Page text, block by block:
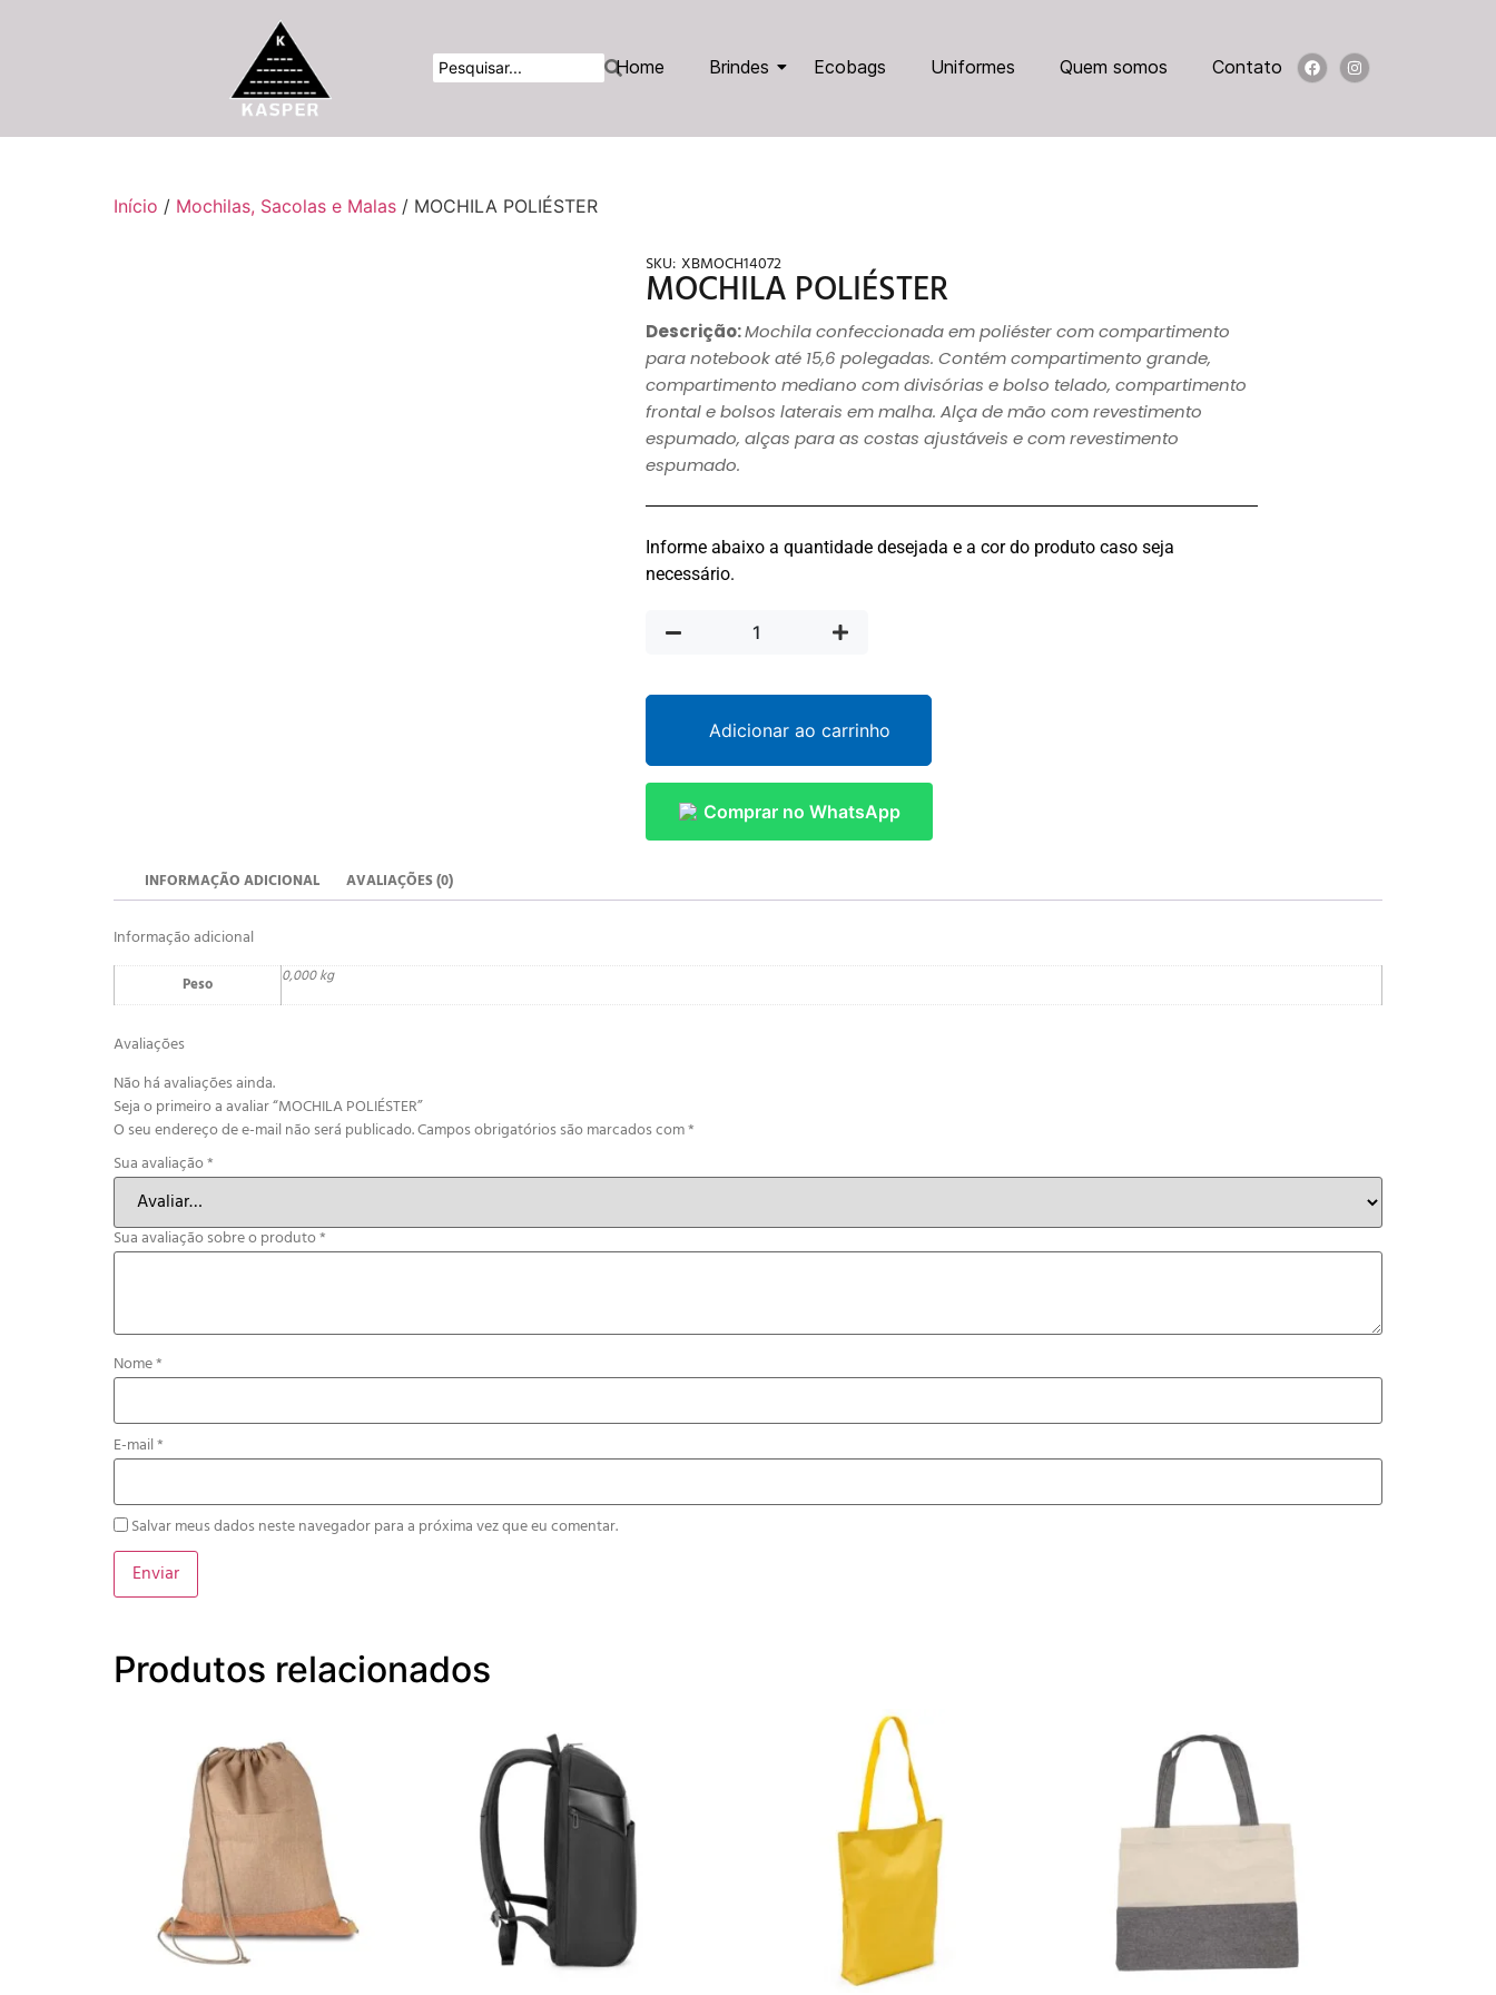
Home Brindes Ecobags Uniformes Quem somos Contato
Início / Mochilas, Sacolas e Malas / MOCHILA POLIÉSTER
SKU: XBMOCH14072
MOCHILA POLIÉSTER
Descrição:Mochila confeccionada em poliéster com compartimento
para notebook até 15,6 polegadas. Contém compartimento grande,
compartimento mediano com divisórias e bolso telado, compartimento
frontal e bolsos laterais em malha. Alça de mão com revestimento
espumado, alças para as costas ajustáveis e com revestimento
espumado.
Informe abaixo a quantidade desejada e a cor do produto caso seja
necessário.
Adicionar ao carrinho
Comprar no WhatsApp
INFORMAÇÃO ADICIONAL AVALIAÇÕES (0)
Informação adicional
Peso 0,000 kg
Avaliações
Não há avaliações ainda.
Seja o primeiro a avaliar “MOCHILA POLIÉSTER”
O seu endereço de e-mail não será publicado.Campos obrigatórios são marcados com*
Sua avaliação*
Sua avaliação sobre o produto*
Nome*
E-mail*
Salvar meus dados neste navegador para a próxima vez que eu comentar.
Produtos relacionados